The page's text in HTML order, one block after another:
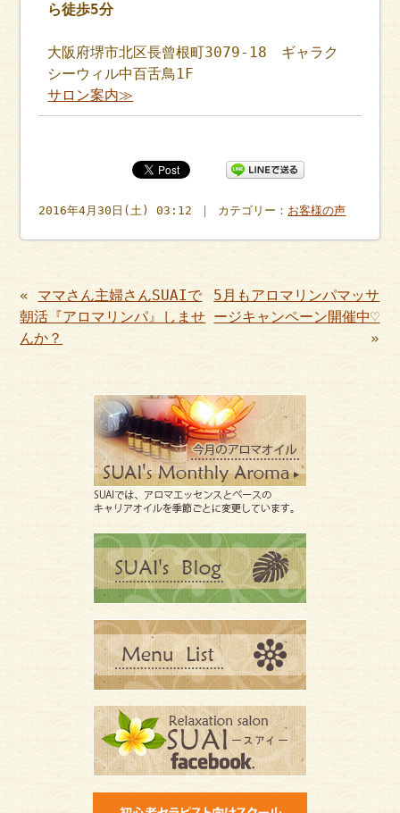
ら徒歩5分
大阪府堺市北区長曾根町3079-18 ギャラク
シーウィル中百舌鳥1F
サロン案内≫
2016年4月30日(土) 03:12 ｜ カテゴリー： お客様の声
« ママさん主婦さんSUAIで
朝活『アロマリンパ』しませ
んか？
5月もアロマリンパマッサ
ージキャンペーン開催中♡
»